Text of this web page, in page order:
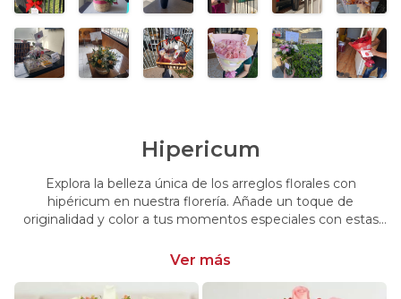
Hipericum
Explora la belleza única de los arreglos florales con
hipéricum en nuestra florería. Añade un toque de
originalidad y color a tus momentos especiales con estas
y dale un toque distintivo y vibrante a tus emociones.
Ver más